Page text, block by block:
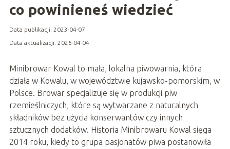
co powinieneś wiedzieć
Data publikacji: 2023-04-07
Data aktualizacji: 2026-04-04
Minibrowar Kowal to mała, lokalna piwowarnia, która
działa w Kowalu, w województwie kujawsko-pomorskim, w
Polsce. Browar specjalizuje się w produkcji piw
rzemieślniczych, które są wytwarzane z naturalnych
składników bez użycia konserwantów czy innych
sztucznych dodatków. Historia Minibrowaru Kowal sięga
2014 roku, kiedy to grupa pasjonatów piwa postanowiła